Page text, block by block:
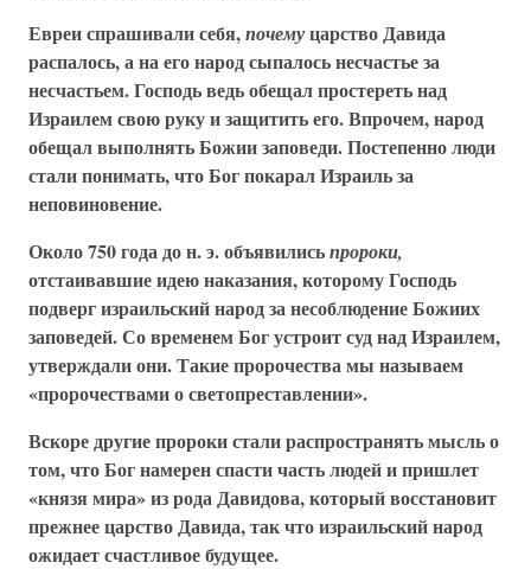
Евреи спрашивали себя,почемуцарство Давида
распалось, а на его народ сыпалось несчастье за
несчастьем. Господь ведь обещал простереть над
Израилем свою руку и защитить его. Впрочем, народ
обещал выполнять Божии заповеди. Постепенно люди
стали понимать, что Бог покарал Израиль за
неповиновение.
Около 750 года до н. э. объявилисьпророки,
отстаивавшие идею наказания, которому Господь
подверг израильский народ за несоблюдение Божиих
заповедей. Со временем Бог устроит суд над Израилем,
утверждали они. Такие пророчества мы называем
«пророчествами о светопреставлении».
Вскоре другие пророки стали распространять мысль о
том, что Бог намерен спасти часть людей и пришлет
«князя мира» из рода Давидова, который восстановит
прежнее царство Давида, так что израильский народ
ожидает счастливое будущее.